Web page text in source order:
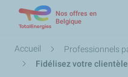
Nos offres en
Belgique
Fil
d'Ariane
Accueil Professionnels
Fidélisez votre